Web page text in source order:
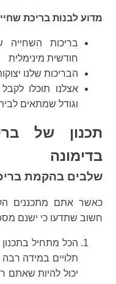
מדוע לבנות בריכת
בריכות השחייה
חודשית מינימלית
הבריכות שלנו
אצלנו תוכלו
וגודל שמתאים
תכנון של
בדימונה
שלבים בהקמת
כאשר אתם מתכננים
חשוב שתדעו כי ישנם
הכל מתחיל
תלויים במידה
יכול להיות שאתם